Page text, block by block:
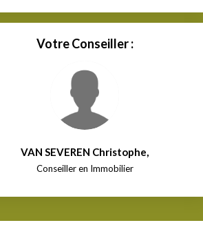
Votre Conseiller :
VAN SEVEREN Christophe,
Conseiller en Immobilier